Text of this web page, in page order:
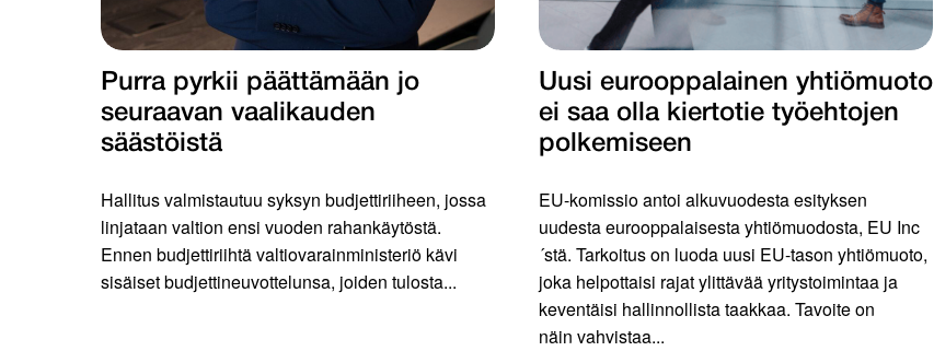
Purra pyrkii päättämään jo
seuraavan vaalikauden
säästöistä
Hallitus valmistautuu syksyn budjettiriiheen, jossa
linjataan valtion ensi vuoden rahankäytöstä.
Ennen budjettiriihtä valtiovarainministeriö kävi
sisäiset budjettineuvottelunsa, joiden tulosta...
Uusi eurooppalainen yhtiömuoto
ei saa olla kiertotie työ­ehtojen
polkemiseen
EU-komissio antoi alkuvuodesta esityksen
uudesta eurooppalaisesta yhtiömuodosta, EU Inc
´stä. Tarkoitus on luoda uusi EU-tason yhtiömuoto,
joka helpottaisi rajat ylittävää yritystoimintaa ja
keventäisi hallinnollista taakkaa. Tavoite on
näin vahvistaa...